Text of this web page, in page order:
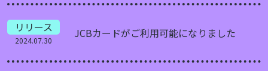
リリース
2024.07.30
JCBカードがご利用可能になりました